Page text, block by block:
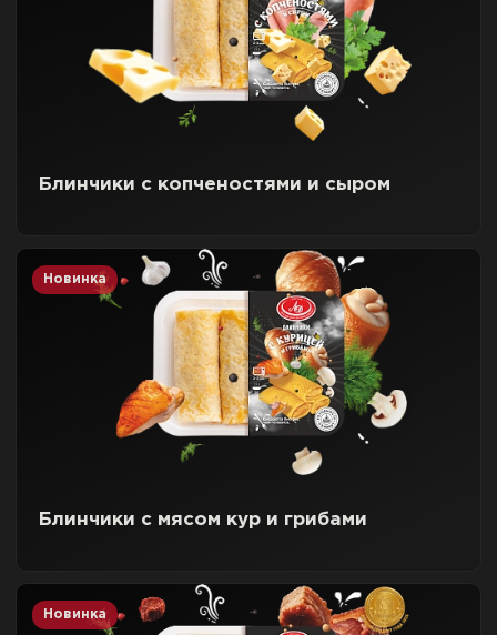
Блинчики с копченостями и сыром
Новинка
Блинчики с мясом кур и грибами
Новинка